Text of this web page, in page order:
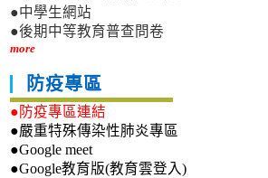
●中學生網站
●後期中等教育普查問卷
more
防疫專區
●防疫專區連結
●嚴重特殊傳染性肺炎專區
●Google meet
●Google教育版(教育雲登入)